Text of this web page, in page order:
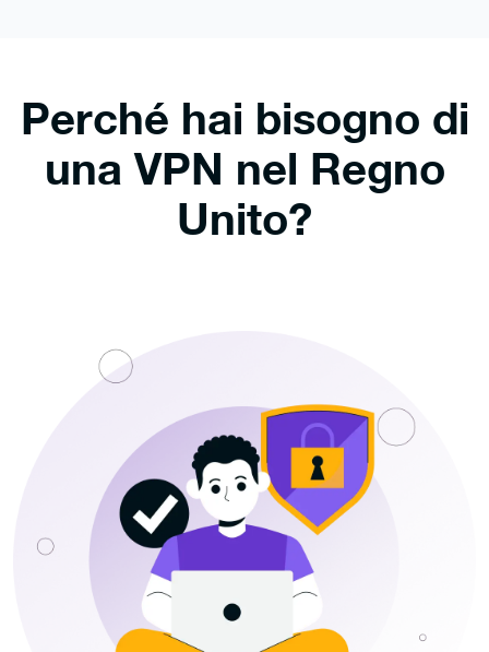
Perché hai bisogno di
una VPN nel Regno
Unito?